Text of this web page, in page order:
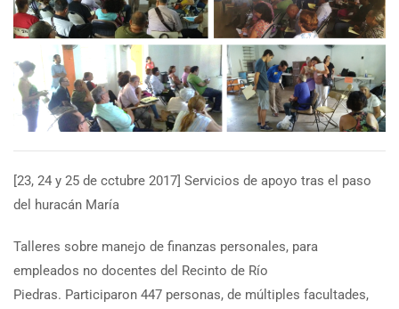
[23, 24 y 25 de cctubre 2017] Servicios de apoyo tras el paso
del huracán María
Talleres sobre manejo de finanzas personales, para
empleados no docentes del Recinto de Río
Piedras. Participaron 447 personas, de múltiples facultades,